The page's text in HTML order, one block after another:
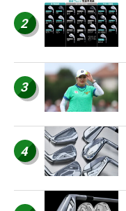
2
3
4